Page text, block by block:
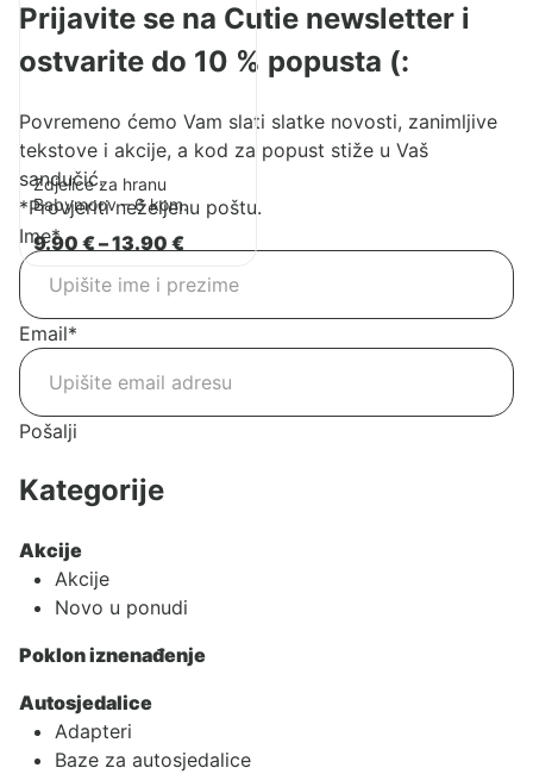
hranu
Babymoov
6
kom.
Zdjelice za hranu
Babymoov – 6 kom.
9.90 €–13.90 €Raspon
od
9.90 €
do
Prijavite se na Cutie newsletter i
ostvarite do 10 % popusta (:
Povremeno ćemo Vam slati slatke novosti, zanimljive
tekstove i akcije, a kod za popust stiže u Vaš
sandučić.
*Provjeriti neželjenu poštu.
Ime*
Email*
Pošalji
Kategorije
Akcije
Akcije
Novo u ponudi
Poklon iznenađenje
Autosjedalice
Adapteri
Baze za autosjedalice